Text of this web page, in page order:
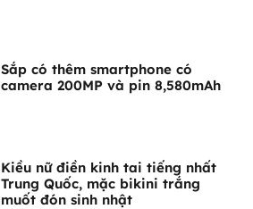
Sắp có thêm smartphone có
camera 200MP và pin 8,580mAh
Kiều nữ điền kinh tai tiếng nhất
Trung Quốc, mặc bikini trắng
muốt đón sinh nhật